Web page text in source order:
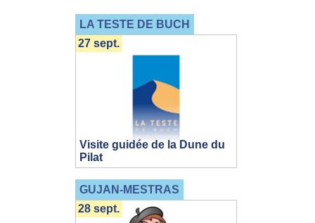
LA TESTE DE BUCH
Visite guidée de la Dune du
Pilat
27 sept.
GUJAN-MESTRAS
28 sept.